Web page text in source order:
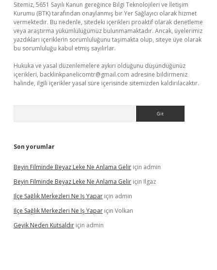
Sitemiz, 5651 Sayılı Kanun gereğince Bilgi Teknolojileri ve İletişim
Kurumu (BTK) tarafından onaylanmış bir Yer Sağlayıcı olarak hizmet
vermektedir. Bu nedenle, sitedeki içerikleri proaktif olarak denetleme
veya araştırma yükümlülüğümüz bulunmamaktadır. Ancak, üyelerimiz
yazdıkları içeriklerin sorumluluğunu taşımakta olup, siteye üye olarak
bu sorumluluğu kabul etmiş sayılırlar.
Hukuka ve yasal düzenlemelere aykırı olduğunu düşündüğünüz
içerikleri, backlinkpanelicomtr@gmail.com adresine bildirmeniz
halinde, ilgili içerikler yasal süre içerisinde sitemizden kaldırılacaktır.
Son yorumlar
Beyin Filminde Beyaz Leke Ne Anlama Gelir için admin
Beyin Filminde Beyaz Leke Ne Anlama Gelir için Ilgaz
Ilçe Sağlık Merkezleri Ne Iş Yapar için admin
Ilçe Sağlık Merkezleri Ne Iş Yapar için Volkan
Geyik Neden Kutsaldır için admin